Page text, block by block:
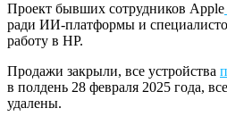
Проект бывших сотрудников Apple
ради ИИ-платформы и
работу в HP.
Продажи закрыли, все устройства
в полдень 28 февраля 2025 года,
удалены.